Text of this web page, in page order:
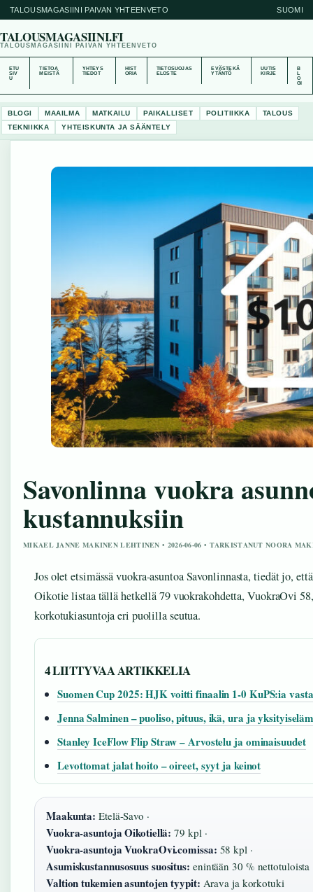
TALOUSMAGASIINI PAIVAN YHTEENVETO SUOMI
TALOUSMAGASIINI.FI
TALOUSMAGASIINI PAIVAN YHTEENVETO
ETU
SIV
U
TIETOA
MEISTÄ
YHTEYS
TIEDOT
HIST
ORIA
TIETOSUOJAS
ELOSTE
EVÄSTEKÄ
YTÄNTÖ
UUTIS
KIRJE
B
O
GI
BLOGI MAAILMA MATKAILU PAIKALLISET POLITIIKKA
TALOUS
TEKNIIKKA
YHTEISKUNTA JA SÄÄNTELY
Savonlinna vuokra
kustannuksiin
MIKAEL JANNE MAKINEN LEHTINEN • 2026-06-06 • TARKISTANUT NOORA
Jos olet etsimässä vuokra-asuntoa Savonlinnasta, tiedät jo,
Oikotie listaa tällä hetkellä 79 vuokrakohdetta, VuokraOvi
korkotukiasuntoja eri puolilla seutua.
4 LIITTYVAA ARTIKKELIA
Suomen Cup 2025: HJK voitti finaalin 1-0 KuPS:ia
Jenna Salminen – puoliso, pituus, ikä, ura ja
Stanley IceFlow Flip Straw – Arvostelu ja ominaisuudet
Levottomat jalat hoito – oireet, syyt ja keinot
Maakunta: Etelä-Savo ·
Vuokra-asuntoja Oikotiellä: 79 kpl ·
Vuokra-asuntoja VuokraOvi.comissa: 58 kpl ·
Asumiskustannusosuus suositus: enintään 30 % nettotuloista
Valtion tukemien asuntojen tyypit: Arava ja korkotuki